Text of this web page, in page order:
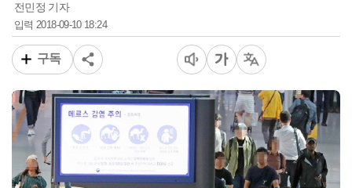
전민정 기자
입력 2018-09-10 18:24
구독